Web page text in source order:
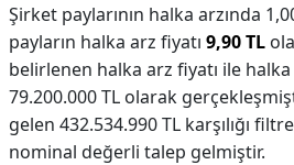
Şirket paylarının halka arzında
payların halka arz fiyatı 9,90 TL
belirlenen halka arz fiyatı ile
79.200.000 TL olarak
gelen 432.534.990 TL karşılığı
nominal değerli talep gelmiştir.